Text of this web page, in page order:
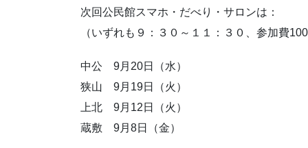
次回公民館スマホ・だべり・サロンは：
（いずれも９：３０～１１：３０、参加費
中公 9月20日（水）
狭山 9月19日（火）
上北 9月12日（火）
蔵敷 9月8日（金）